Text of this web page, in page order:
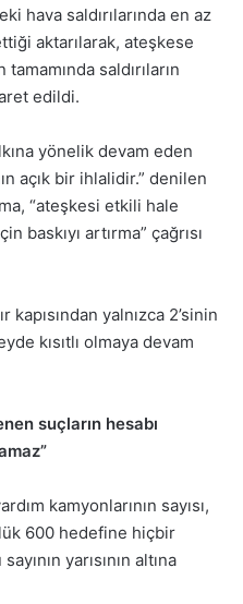
hava saldırılarında en az
aktarılarak, ateşkese
saldırıların
edildi.
yönelik devam eden
açık bir ihlalidir.” denilen
“ateşkesi etkili hale
baskıyı artırma” çağrısı
kapısından yalnızca 2’sinin
kısıtlı olmaya devam
suçların hesabı
kamyonlarının sayısı,
600 hedefine hiçbir
yarısının altına